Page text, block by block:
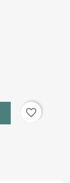
favorite_border